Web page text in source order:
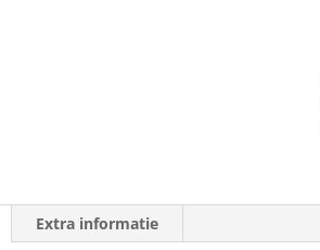
Extra informatie